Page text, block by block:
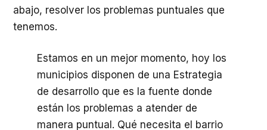
abajo, resolver los problemas puntuales que
tenemos.
Estamos en un mejor momento, hoy los
municipios disponen de una Estrategia
de desarrollo que es la fuente donde
están los problemas a atender de
manera puntual. Qué necesita el barrio